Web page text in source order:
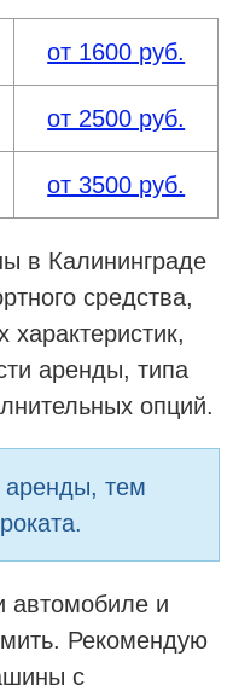
от 1600 руб.
от 2500 руб.
от 3500 руб.
в Калининграде
средства,
характеристик,
аренды, типа
опций.
аренды, тем
автомобиле и
Рекомендую
с